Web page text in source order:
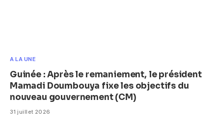
A LA UNE
Guinée : Après le remaniement, le président
Mamadi Doumbouya fixe les objectifs du
nouveau gouvernement (CM)
31 juillet 2026